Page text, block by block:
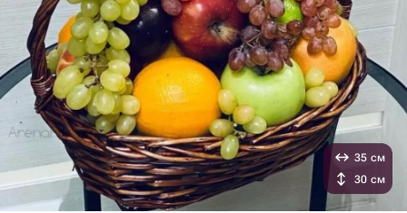
35 см
30 см